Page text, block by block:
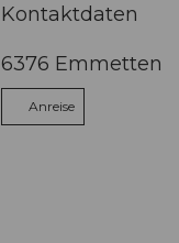
Kontaktdaten
6376 Emmetten
Anreise